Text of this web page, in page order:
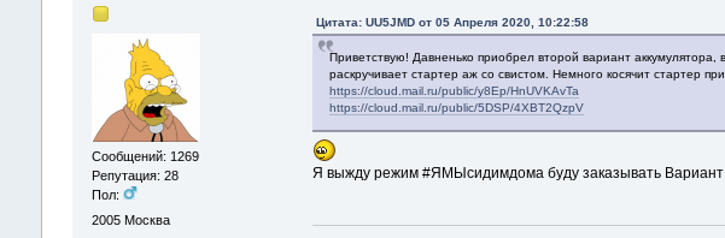
Сообщений: 1269
Репутация: 28
Пол:
2005 Москва
Цитата: UU5JMD от 05 Апреля 2020, 10:22:58
Приветствую! Давненько приобрел второй вариант
раскручивает стартер аж со свистом. Немного косячит стартер
https://cloud.mail.ru/public/y8Ep/HnUVKAvTa
https://cloud.mail.ru/public/5DSP/4XBT2QzpV
Я выжду режим #ЯМЫсидимдома буду заказывать Вариант